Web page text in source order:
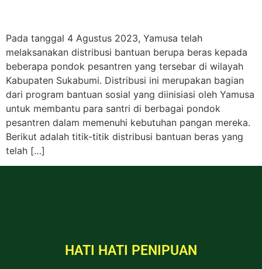
Pada tanggal 4 Agustus 2023, Yamusa telah
melaksanakan distribusi bantuan berupa beras kepada
beberapa pondok pesantren yang tersebar di wilayah
Kabupaten Sukabumi. Distribusi ini merupakan bagian
dari program bantuan sosial yang diinisiasi oleh Yamusa
untuk membantu para santri di berbagai pondok
pesantren dalam memenuhi kebutuhan pangan mereka.
Berikut adalah titik-titik distribusi bantuan beras yang
telah […]
HATI HATI PENIPUAN